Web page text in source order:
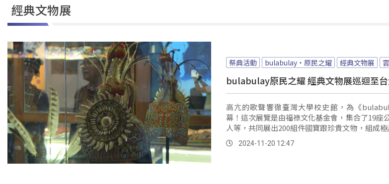
經典文物展
祭典活動 bulabulay‧原民之耀 經典文物展
bulabulay原民之耀 經典文物展巡迴至
高亢的歌聲響徹臺灣大學校史館，為《
幕！這次展覽是由福祿文化基金會，集合了19座
人等，共同展出200組件國寶跟珍貴文物，組成
的經典文物，並在16日邀請部落族人前來參與開展
2024-11-20 12:47